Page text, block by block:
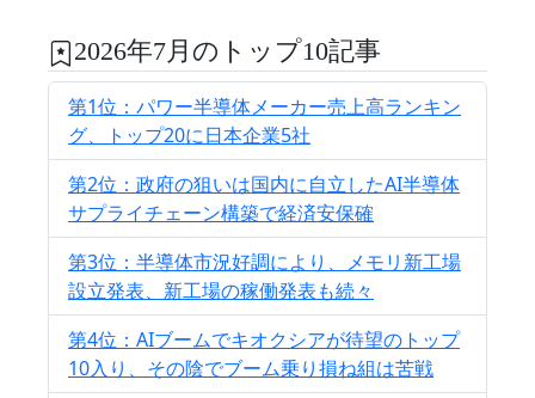
2026年7月のトップ10記事
第1位：パワー半導体メーカー売上高ランキン
グ、トップ20に日本企業5社
第2位：政府の狙いは国内に自立したAI半導体
サプライチェーン構築で経済安保確
第3位：半導体市況好調により、メモリ新工場
設立発表、新工場の稼働発表も続々
第4位：AIブームでキオクシアが待望のトップ
10入り、その陰でブーム乗り損ね組は苦戦